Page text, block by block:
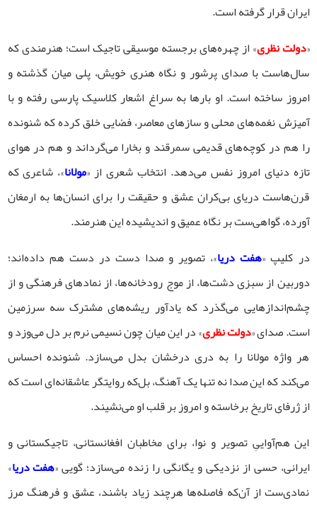
ایران قرار گرفته است.
«دولت نظری» از چهره‌های برجسته موسیقی تاجیک است؛ هنرمندی که
سال‌هاست با صدای پرشور و نگاه هنری خویش، پلی میان گذشته و
امروز ساخته است. او بارها به سراغ اشعار کلاسیک پارسی رفته و با
آمیزش نغمه‌های محلی و سازهای معاصر، فضایی خلق کرده که شنونده
را هم در کوچه‌های قدیمی سمرقند و بخارا می‌گرداند و هم در هوای
تازه دنیای امروز نفس می‌دهد. انتخاب شعری از «مولانا»، شاعری که
قرن‌هاست دریای بی‌کران عشق و حقیقت را برای انسان‌ها به ارمغان
آورده، گواهی‌ست بر نگاه عمیق و اندیشیده این هنرمند.
در کلیپ «هفت دریا»، تصویر و صدا دست در دست هم داده‌اند؛
دوربین از سبزی دشت‌ها، از موج رودخانه‌ها، از نمادهای فرهنگی و از
چشم‌اندازهایی می‌گذرد که یادآور ریشه‌های مشترک سه سرزمین
است. صدای «دولت نظری» در این میان چون نسیمی نرم بر دل می‌وزد و
هر واژه مولانا را به دری درخشان بدل می‌سازد. شنونده احساس
می‌کند که این صدا نه تنها یک آهنگ، بل‌که روایتگر عاشقانه‌ای است که
از ژرفای تاریخ برخاسته و امروز بر قلب او می‌نشیند.
این هم‌آواییِ تصویر و نوا، برای مخاطبان افغانستانی، تاجیکستانی و
ایرانی، حسی از نزدیکی و یگانگی را زنده می‌سازد؛ گویی «هفت دریا»
نمادی‌ست از آن‌که فاصله‌ها هرچند زیاد باشند، عشق و فرهنگ مرز